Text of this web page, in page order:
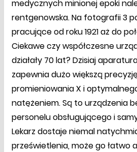
medycznych minionej epoki
rentgenowska. Na fotografii 3
pracujące od roku 1921 aż do
Ciekawe czy współczesne
działały 70 lat? Dzisiaj
zapewnia dużo większą
promieniowania X i
natężeniem. Są to urządzenia
personelu obsługującego i
Lekarz dostaje niemal
prześwietlenia, może go łatwo